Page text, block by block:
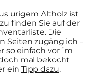
urigem Altholz ist
finden Sie auf der
Die
Seiten zugänglich –
so einfach vor´m
mal bekocht
ein Tipp dazu.